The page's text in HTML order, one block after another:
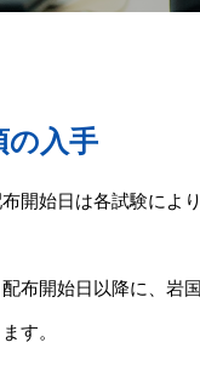
の入手
開始日は各試験によ
布開始日以降に、岩
す。